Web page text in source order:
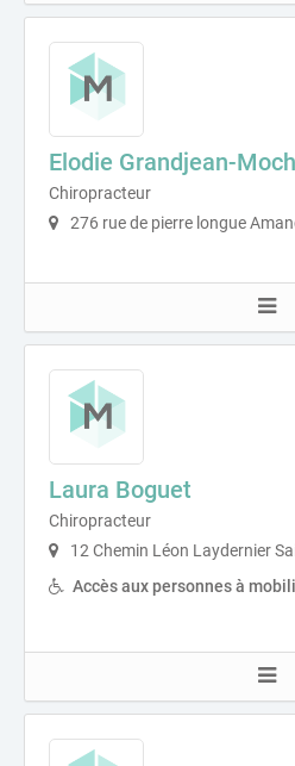
Elodie Grandjean-
Chiropracteur
276 rue de pierre longue
Laura Boguet
Chiropracteur
12 Chemin Léon Laydernier
Accès aux personnes à